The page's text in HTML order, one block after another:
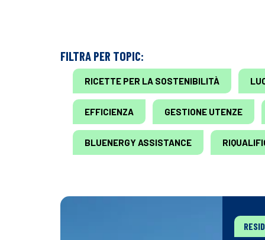
FILTRA PER TOPIC:
RICETTE PER LA SOSTENIBILITÀ
EFFICIENZA GESTIONE UTENZE
BLUENERGY ASSISTANCE